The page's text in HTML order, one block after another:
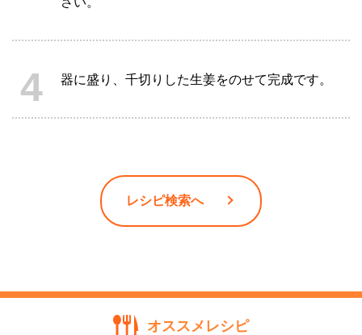
器に盛り、千切りした生姜をのせて完成です。
レシピ検索へ
オススメレシピ